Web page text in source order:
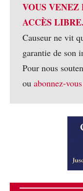
VOUS
ACCÈS LIBRE.
Causeur ne vit
garantie de son
Pour nous
ou abonnez-